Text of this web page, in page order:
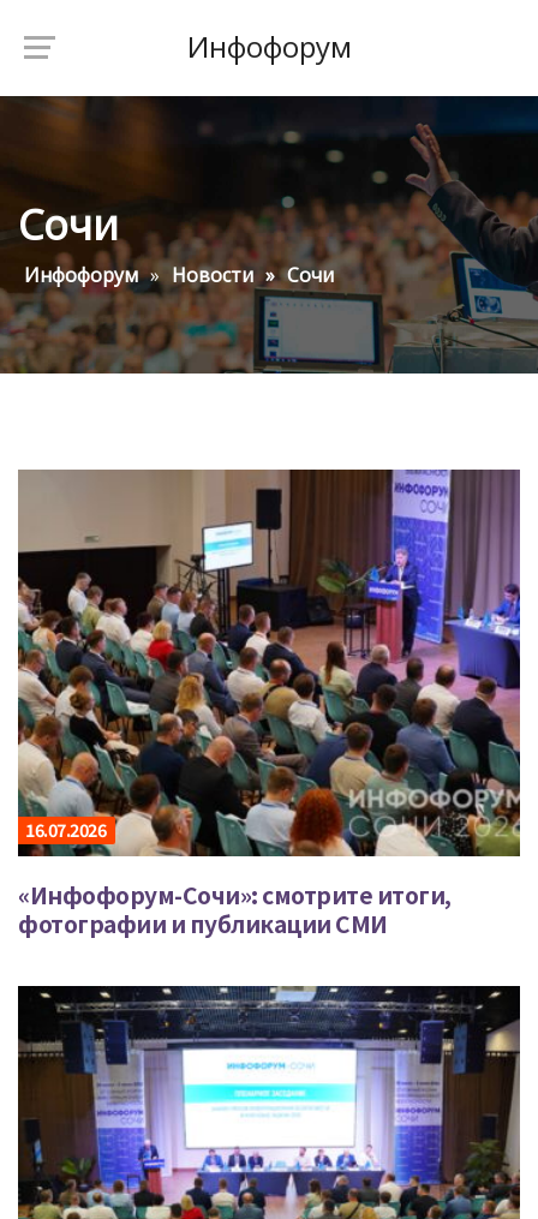
Инфофорум
Сочи
Инфофорум Новости Сочи
16.07.2026
«Инфофорум-Сочи»: смотрите итоги,
фотографии и публикации СМИ